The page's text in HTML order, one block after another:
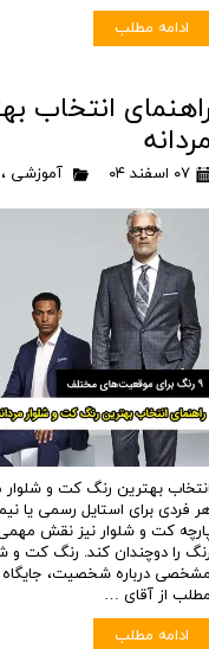
ادامه مطلب
انتخاب
۰۷ اسفند ۰۴ آموزشی
بهترین رنگ کت و
فردی برای استایل رسمی یا
کت و شلوار نیز نقش مهمی
را دوچندان کند. رنگ کت و
درباره شخصیت، جایگاه
از آقای …
ادامه مطلب